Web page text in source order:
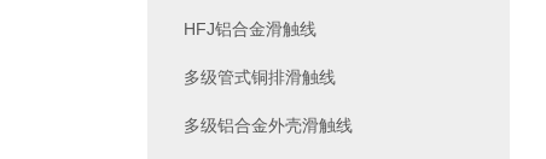
HFJ铝合金滑触线
多级管式铜排滑触线
多级铝合金外壳滑触线